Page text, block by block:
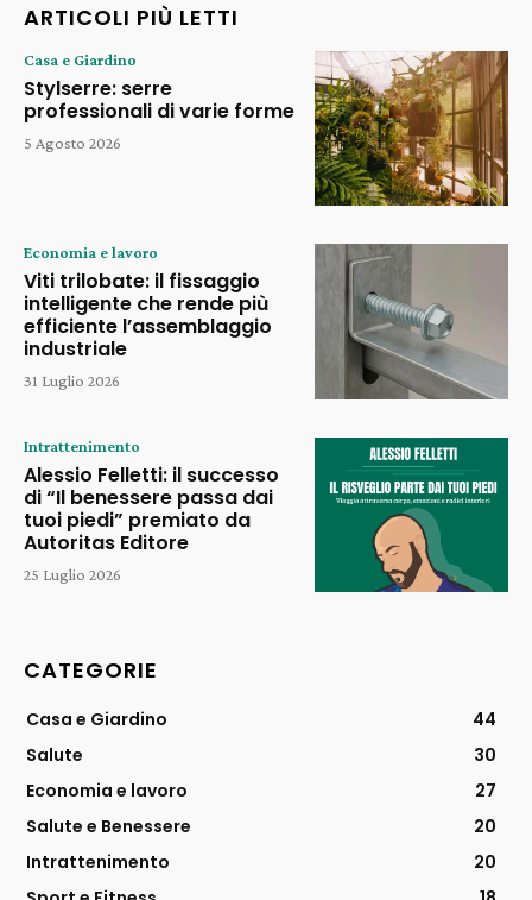
ARTICOLI PIÙ LETTI
Casa e Giardino
Stylserre: serre
professionali di varie forme
5 Agosto 2026
Economia e lavoro
Viti trilobate: il fissaggio
intelligente che rende più
efficiente l’assemblaggio
industriale
31 Luglio 2026
Intrattenimento
Alessio Felletti: il successo
di “Il benessere passa dai
tuoi piedi” premiato da
Autoritas Editore
25 Luglio 2026
CATEGORIE
Casa e Giardino
44
Salute
30
Economia e lavoro
27
Salute e Benessere
20
Intrattenimento
20